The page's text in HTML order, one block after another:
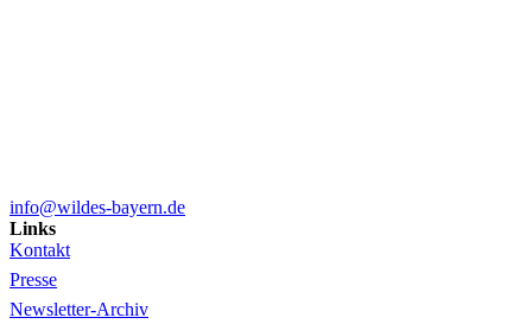
info@wildes-bayern.de
Links
Kontakt
Presse
Newsletter-Archiv